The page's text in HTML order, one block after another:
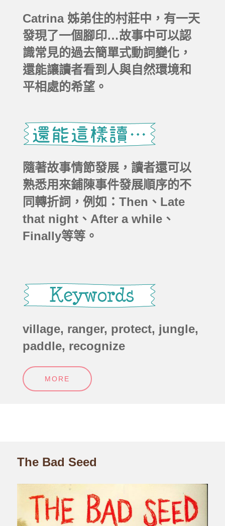
Catrina 姊弟住的村莊中，有一天
發現了一個腳印…故事中可以認
識常見的過去簡單式動詞變化，
還能讓讀者看到人與自然環境和
平相處的希望。
隨著故事情節發展，讀者還可以
熟悉用來鋪陳事件發展順序的不
同轉折詞，例如：Then、Late
that night、After a while、
Finally等等。
village, ranger, protect, jungle,
paddle, recognize
MORE
The Bad Seed